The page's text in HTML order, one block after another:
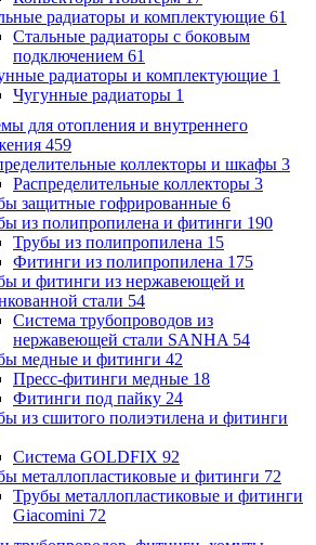
радиаторы и комплектующие 61
Стальные радиаторы с боковым
подключением 61
радиаторы и комплектующие 1
Чугунные радиаторы 1
для отопления и внутреннего
459
коллекторы и шкафы 3
Распределительные коллекторы 3
защитные гофрированные 6
из полипропилена и фитинги 190
Трубы из полипропилена 15
Фитинги из полипропилена 175
и фитинги из нержавеющей и
стали 54
Система трубопроводов из
нержавеющей стали SANHA 54
медные и фитинги 42
Пресс-фитинги медные 18
Фитинги под пайку 24
из сшитого полиэтилена и фитинги
Система GOLDFIX 92
металлопластиковые и фитинги 72
Трубы металлопластиковые и фитинги
Giacomini 72